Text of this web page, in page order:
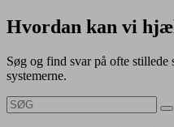
Hvordan kan vi
Søg og find svar på ofte
systemerne.